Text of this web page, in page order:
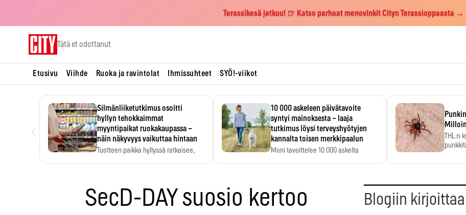
Terassikesä jatkuu! 🍺 Katso parhaat menovinkit Cityn Terassioppaasta →
Tätä et odottanut
Etusivu Viihde Ruoka ja ravintolat Ihmissuhteet SYÖ!-viikot
Silmänliiketutkimus osoitti
hyllyn tehokkaimmat
myyntipaikat ruokakaupassa –
näin näkyvyys vaikuttaa hintaan
Tuotteen paikka hyllyssä ratkaisee,
10 000 askeleen päivätavoite
syntyi mainoksesta – laaja
tutkimus löysi terveyshyötyjen
kannalta toisen merkkipaalun
Moni tavoittelee 10 000 askelta
SecD-DAY suosio kertoo
Blogiin kirjoittaa